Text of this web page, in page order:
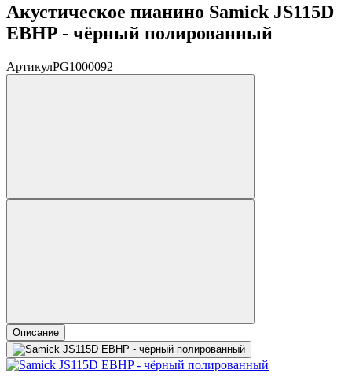
Акустическое пианино Samick JS115D
EBHP - чёрный полированный
АртикулPG1000092
Описание